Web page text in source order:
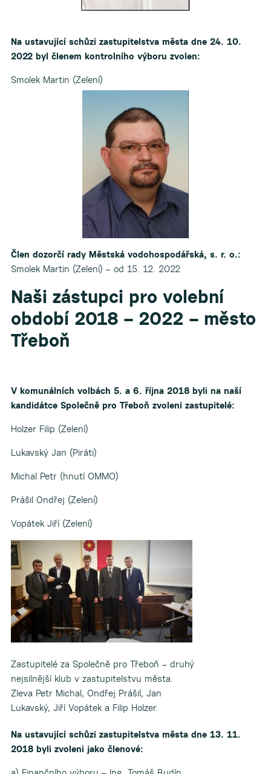
Na ustavující schůzi zastupitelstva města dne 24. 10.
2022 byl členem kontrolního výboru zvolen:
Smolek Martin (Zelení)
Člen dozorčí rady Městská vodohospodářská, s. r. o.:
Smolek Martin (Zelení) – od 15. 12. 2022
Naši zástupci pro volební
období 2018 – 2022 – město
Třeboň
V komunálních volbách 5. a 6. října 2018 byli na naší
kandidátce Společně pro Třeboň zvoleni zastupitelé:
Holzer Filip (Zelení)
Lukavský Jan (Piráti)
Michal Petr (hnutí OMMO)
Prášil Ondřej (Zelení)
Vopátek Jiří (Zelení)
Zastupitelé za Společně pro Třeboň – druhý
nejsilnější klub v zastupitelstvu města.
Zleva Petr Michal, Ondřej Prášil, Jan
Lukavský, Jiří Vopátek a Filip Holzer.
Na ustavující schůzi zastupitelstva města dne 13. 11.
2018 byli zvoleni jako členové: